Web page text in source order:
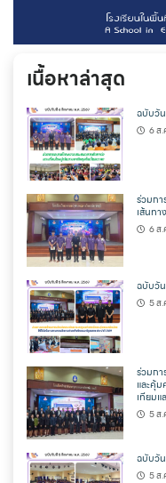
เนื้อหาล่าสุด
ฉบับวั
6 ส
ร่วมกา
เส้นทา
6 ส
ฉบับวั
5 ส
ร่วมกา
และคุ้ม
เทียม
5 ส
ฉบับวั
5 ส